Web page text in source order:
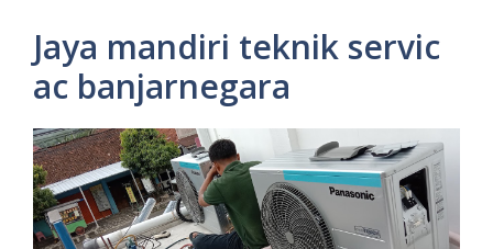
Jaya mandiri teknik servic
ac banjarnegara